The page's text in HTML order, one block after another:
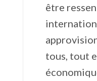
être
tous, tout